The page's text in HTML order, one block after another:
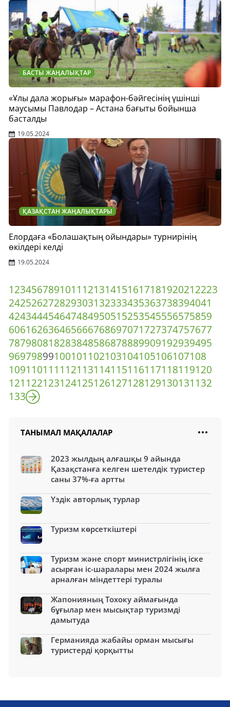
БАСТЫ ЖАҢАЛЫҚТАР
«Ұлы дала жорығы» марафон-бәйгесінің үшінші
маусымы Павлодар – Астана бағыты бойынша
басталды
19.05.2024
ҚАЗАҚСТАН ЖАҢАЛЫҚТАРЫ
Елордаға «Болашақтың ойындары» турнирінің
өкілдері келді
19.05.2024
1234567891011 121314151617181920212223
242526272829303132333435363738394041
424344454647484950515253545556575859
606162636465666768697071727374757677
787980818283848586878889909192939495
96979899100101 102103104105106107108
109110111 112113114115116117118119120
121 122123124125126127128129130131 132
133
ТАНЫМАЛ МАҚАЛАЛАР
2023 жылдың алғашқы 9 айында
Қазақстанға келген шетелдік туристер
саны 37%-ға артты
Үздік авторлық турлар
Туризм көрсеткіштері
Туризм және спорт министрлігінің іске
асырған іс-шаралары мен 2024 жылға
арналған міндеттері туралы
Жапонияның Тохоку аймағында
бұғылар мен мысықтар туризмді
дамытуда
Германияда жабайы орман мысығы
туристерді қорқытты